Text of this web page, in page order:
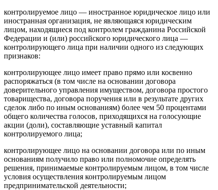
контролируемое лицо — иностранное юридическое лицо или
иностранная организация, не являющаяся юридическим
лицом, находящиеся под контролем гражданина Российской
Федерации и (или) российского юридического лица —
контролирующего лица при наличии одного из следующих
признаков:
контролирующее лицо имеет право прямо или косвенно
распоряжаться (в том числе на основании договора
доверительного управления имуществом, договора простого
товарищества, договора поручения или в результате других
сделок либо по иным основаниям) более чем 50 процентами
общего количества голосов, приходящихся на голосующие
акции (доли), составляющие уставный капитал
контролируемого лица;
контролирующее лицо на основании договора или по иным
основаниям получило право или полномочие определять
решения, принимаемые контролируемым лицом, в том числе
условия осуществления контролируемым лицом
предпринимательской деятельности;